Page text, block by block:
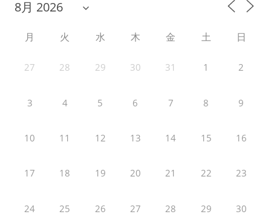
月 火 水 木 金 土 日
27 28 29 30 31 1 2
3 4 5 6 7 8 9
10 11 12 13 14 15 16
17 18 19 20 21 22 23
24 25 26 27 28 29 30